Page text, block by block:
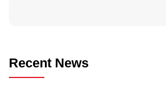
Recent News